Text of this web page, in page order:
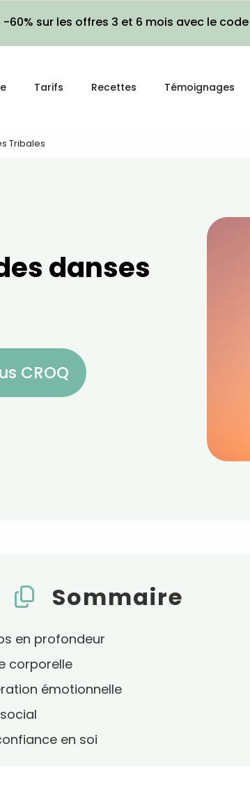
: -60% sur les offres 3 et 6 mois avec le code
Tarifs Recettes Témoignages
Tribales
danses
CROQ
Sommaire
en profondeur
corporelle
émotionnelle
en soi